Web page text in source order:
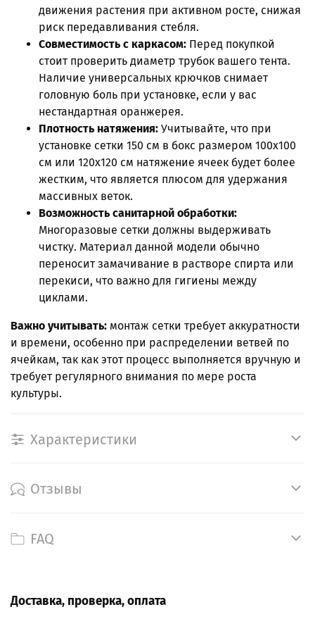
движения растения при активном росте, снижая
риск передавливания стебля.
Совместимость с каркасом: Перед покупкой
стоит проверить диаметр трубок вашего тента.
Наличие универсальных крючков снимает
головную боль при установке, если у вас
нестандартная оранжерея.
Плотность натяжения: Учитывайте, что при
установке сетки 150 см в бокс размером 100x100
см или 120x120 см натяжение ячеек будет более
жестким, что является плюсом для удержания
массивных веток.
Возможность санитарной обработки:
Многоразовые сетки должны выдерживать
чистку. Материал данной модели обычно
переносит замачивание в растворе спирта или
перекиси, что важно для гигиены между
циклами.
Важно учитывать: монтаж сетки требует аккуратности
и времени, особенно при распределении ветвей по
ячейкам, так как этот процесс выполняется вручную и
требует регулярного внимания по мере роста
культуры.
Характеристики
Отзывы
FAQ
Доставка, проверка, оплата